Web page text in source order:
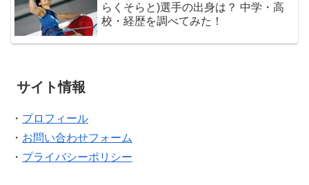
らくそらと)選手の出身は？ 中学・高
校・経歴を調べてみた！
サイト情報
・ プロフィール
・ お問い合わせフォーム
・ プライバシーポリシー